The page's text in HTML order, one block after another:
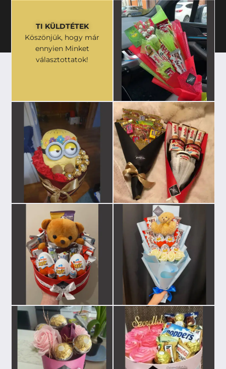
TI KÜLDTÉTEK
Köszönjük, hogy már
ennyien Minket
választottatok!